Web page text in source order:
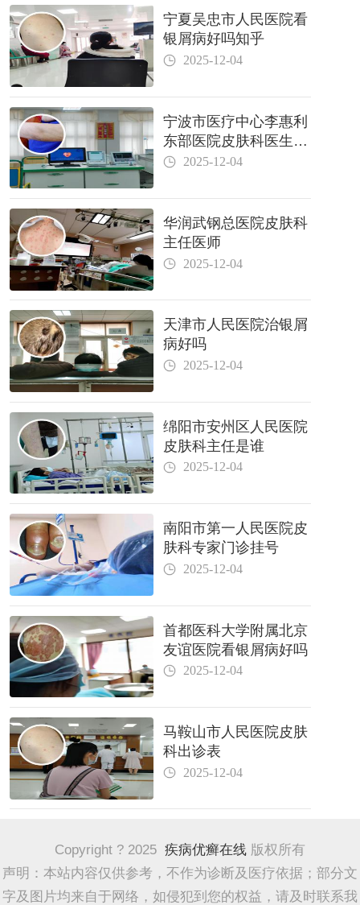
宁夏吴忠市人民医院看
银屑病好吗知乎
2025-12-04
宁波市医疗中心李惠利
东部医院皮肤科医生哪
个好2025-12-04
华润武钢总医院皮肤科
主任医师
2025-12-04
天津市人民医院治银屑
病好吗
2025-12-04
绵阳市安州区人民医院
皮肤科主任是谁
2025-12-04
南阳市第一人民医院皮
肤科专家门诊挂号
2025-12-04
首都医科大学附属北京
友谊医院看银屑病好吗
2025-12-04
马鞍山市人民医院皮肤
科出诊表
2025-12-04
Copyright ? 2025 疾病优癣在线 版权所有
声明：本站内容仅供参考，不作为诊断及医疗依据；部分文
字及图片均来自于网络，如侵犯到您的权益，请及时联系我